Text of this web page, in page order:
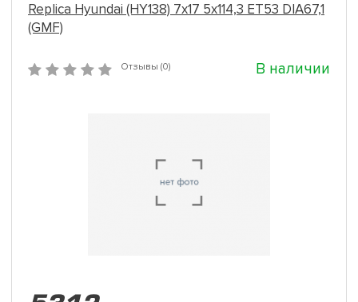
Replica Hyundai (HY138) 7x17 5x114,3 ET53 DIA67,1
(GMF)
Отзывы (0) В наличии